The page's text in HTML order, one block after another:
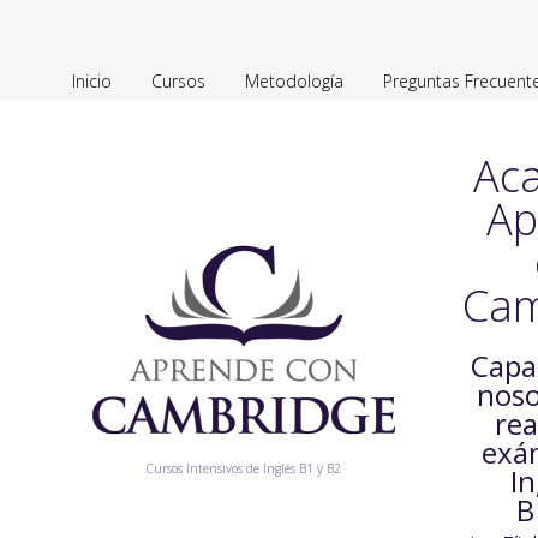
Inicio Cursos Metodología Preguntas
Cursos Intensivos de Inglés B1 y B2